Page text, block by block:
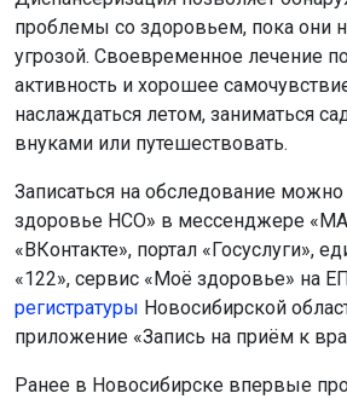
проблемы со здоровьем, пока они
угрозой. Своевременное лечение
активность и хорошее
наслаждаться летом, заниматься
внуками или путешествовать.
Записаться на обследование
здоровье НСО» в мессенджере
«ВКонтакте», портал «Госуслуги»,
«122», сервис «Моё здоровье» на
регистратуры Новосибирской
приложение «Запись на приём к
Ранее в Новосибирске впервые